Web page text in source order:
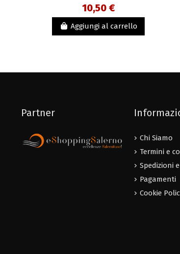
10,50 €
Aggiungi al carrello
Partner
Chi Siamo
Termini e
Spedizioni
Pagamenti
Cookie